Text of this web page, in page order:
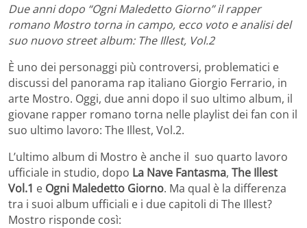
Due anni dopo “Ogni Maledetto Giorno” il rapper
romano Mostro torna in campo, ecco voto e analisi del
suo nuovo street album: The Illest, Vol.2
È uno dei personaggi più controversi, problematici e
discussi del panorama rap italiano Giorgio Ferrario, in
arte Mostro. Oggi, due anni dopo il suo ultimo album, il
giovane rapper romano torna nelle playlist dei fan con il
suo ultimo lavoro: The Illest, Vol.2.
L’ultimo album di Mostro è anche il suo quarto lavoro
ufficiale in studio, dopo La Nave Fantasma, The Illest
Vol.1 e Ogni Maledetto Giorno. Ma qual è la differenza
tra i suoi album ufficiali e i due capitoli di The Illest?
Mostro risponde così: